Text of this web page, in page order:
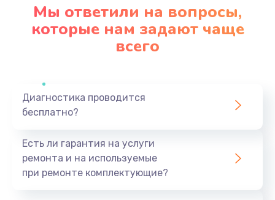
Заказать
Профилактическая чистка
Заказать
Мы ответили на вопросы,
которые нам задают чаще
всего
Диагностика проводится
бесплатно?
Есть ли гарантия на услуги
ремонта и на используемые
при ремонте комплектующие?